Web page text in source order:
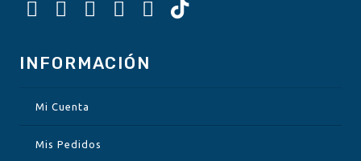
INFORMACIÓN
Mi Cuenta
Mis Pedidos